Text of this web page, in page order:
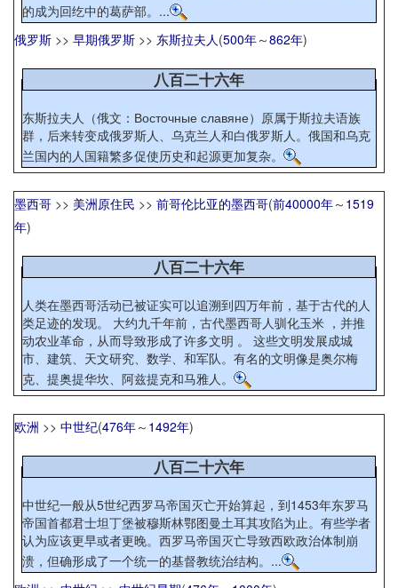
的成为回纥中的葛萨部。...
俄罗斯 >> 早期俄罗斯 >> 东斯拉夫人(500年～862年)
八百二十六年
东斯拉夫人（俄文：Восточные славяне）原属于斯拉夫语族
群，后来转变成俄罗斯人、乌克兰人和白俄罗斯人。俄国和乌克
兰国内的人国籍繁多促使历史和起源更加复杂。
墨西哥 >> 美洲原住民 >> 前哥伦比亚的墨西哥(前40000年～ 1519
年)
八百二十六年
人类在墨西哥活动已被证实可以追溯到四万年前，基于古代的人
类足迹的发现。 大约九千年前，古代墨西哥人驯化玉米 ，并推
动农业革命，从而导致形成了许多文明 。 这些文明发展成城
市、建筑、天文研究、数学、和军队。有名的文明像是奥尔梅
克、提奥提华坎、阿兹提克和马雅人。
欧洲 >> 中世纪(476年～ 1492年)
八百二十六年
中世纪一般从5世纪西罗马帝国灭亡开始算起，到1453年东罗马
帝国首都君士坦丁堡被穆斯林鄂图曼土耳其攻陷为止。有些学者
认为应该更早或者更晚。西罗马帝国灭亡导致西欧政治体制崩
溃，但确形成了一个统一的基督教统治结构。...